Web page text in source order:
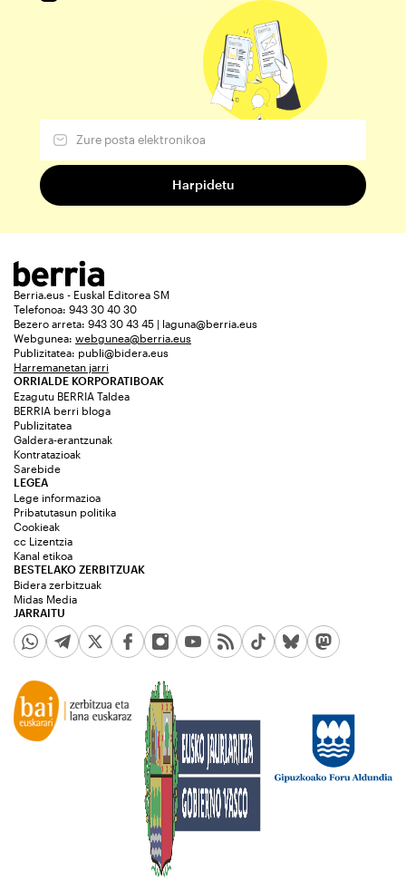
Berria.eus - Euskal Editorea SM
Telefonoa: 943 30 40 30
Bezero arreta: 943 30 43 45 | laguna@berria.eus
Webgunea: webgunea@berria.eus
Publizitatea: publi@bidera.eus
Harremanetan jarri
ORRIALDE KORPORATIBOAK
Ezagutu BERRIA Taldea
BERRIA berri bloga
Publizitatea
Galdera-erantzunak
Kontratazioak
Sarebide
JARRAITU
LEGEA
Lege informazioa
Pribatutasun politika
Cookieak
cc Lizentzia
Kanal etikoa
BESTELAKO ZERBITZUAK
Bidera zerbitzuak
Midas Media